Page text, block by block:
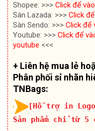
Shopee: >>> Click để
Sàn Lazada: >>> Click
Sàn Sendo: >>> Click để
Youtube: >>> Click để
youtube <<<
+ Liên hệ mua lẻ
Phân phối sỉ nhãn
TNBags:
[Hỗ trợ in
Sản phẩm chỉ từ 5